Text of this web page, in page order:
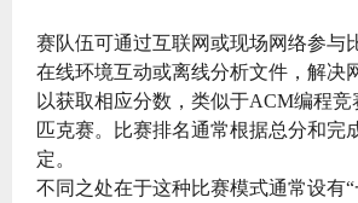
赛队伍可通过互联网或现场网络参与
在线环境互动或离线分析文件，解决
以获取相应分数，类似于ACM编程
匹克赛。比赛排名通常根据总分和完
定。
不同之处在于这种比赛模式通常设有“